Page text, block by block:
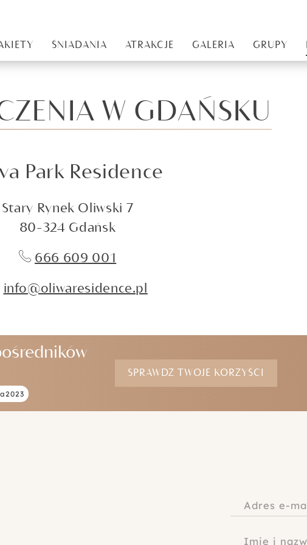
ŚNIADANIA ATRAKCJE GALERIA GRUPY
W GDAŃSKU
Park Residence
Stary Rynek Oliwski 7
80-324 Gdańsk
666 609 001
info@oliwaresidence.pl
SPRAWDŹ TWOJE KORZYŚCI